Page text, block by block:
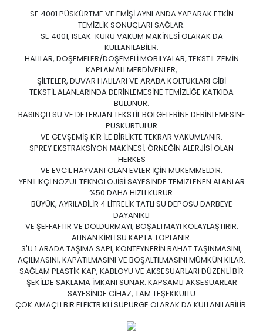
SE 4001 PÜSKÜRTME VE EMİŞİ AYNI ANDA YAPARAK ETKİN
TEMİZLİK SONUÇLARI SAĞLAR.
SE 4001, ISLAK-KURU VAKUM MAKİNESİ OLARAK DA
KULLANILABİLİR.
HALILAR, DÖŞEMELER/DÖŞEMELİ MOBİLYALAR, TEKSTİL ZEMİN
KAPLAMALI MERDİVENLER,
ŞİLTELER, DUVAR HALILARI VE ARABA KOLTUKLARI GİBİ
TEKSTİL ALANLARINDA DERİNLEMESİNE TEMİZLİĞE KATKIDA
BULUNUR.
BASINÇLI SU VE DETERJAN TEKSTİL BÖLGELERİNE DERİNLEMESİNE
PÜSKÜRTÜLÜR
VE GEVŞEMİŞ KİR İLE BİRLİKTE TEKRAR VAKUMLANIR.
SPREY EKSTRAKSİYON MAKİNESİ, ÖRNEĞİN ALERJİSİ OLAN
HERKES
VE EVCİL HAYVANI OLAN EVLER İÇİN MÜKEMMELDİR.
YENİLİKÇİ NOZUL TEKNOLOJİSİ SAYESİNDE TEMİZLENEN ALANLAR
%50 DAHA HIZLI KURUR.
BÜYÜK, AYRILABİLİR 4 LİTRELİK TATLI SU DEPOSU DARBEYE
DAYANIKLI
VE ŞEFFAFTIR VE DOLDURMAYI, BOŞALTMAYI KOLAYLAŞTIRIR.
ALINAN KİRLİ SU KAPTA TOPLANIR.
3'Ü 1 ARADA TAŞIMA SAPI, KONTEYNERİN RAHAT TAŞINMASINI,
AÇILMASINI, KAPATILMASINI VE BOŞALTILMASINI MÜMKÜN KILAR.
SAĞLAM PLASTİK KAP, KABLOYU VE AKSESUARLARI DÜZENLİ BİR
ŞEKİLDE SAKLAMA İMKANI SUNAR. KAPSAMLI AKSESUARLAR
SAYESİNDE CİHAZ, TAM TEŞEKKÜLLÜ
ÇOK AMAÇLI BİR ELEKTRİKLİ SÜPÜRGE OLARAK DA KULLANILABİLİR.